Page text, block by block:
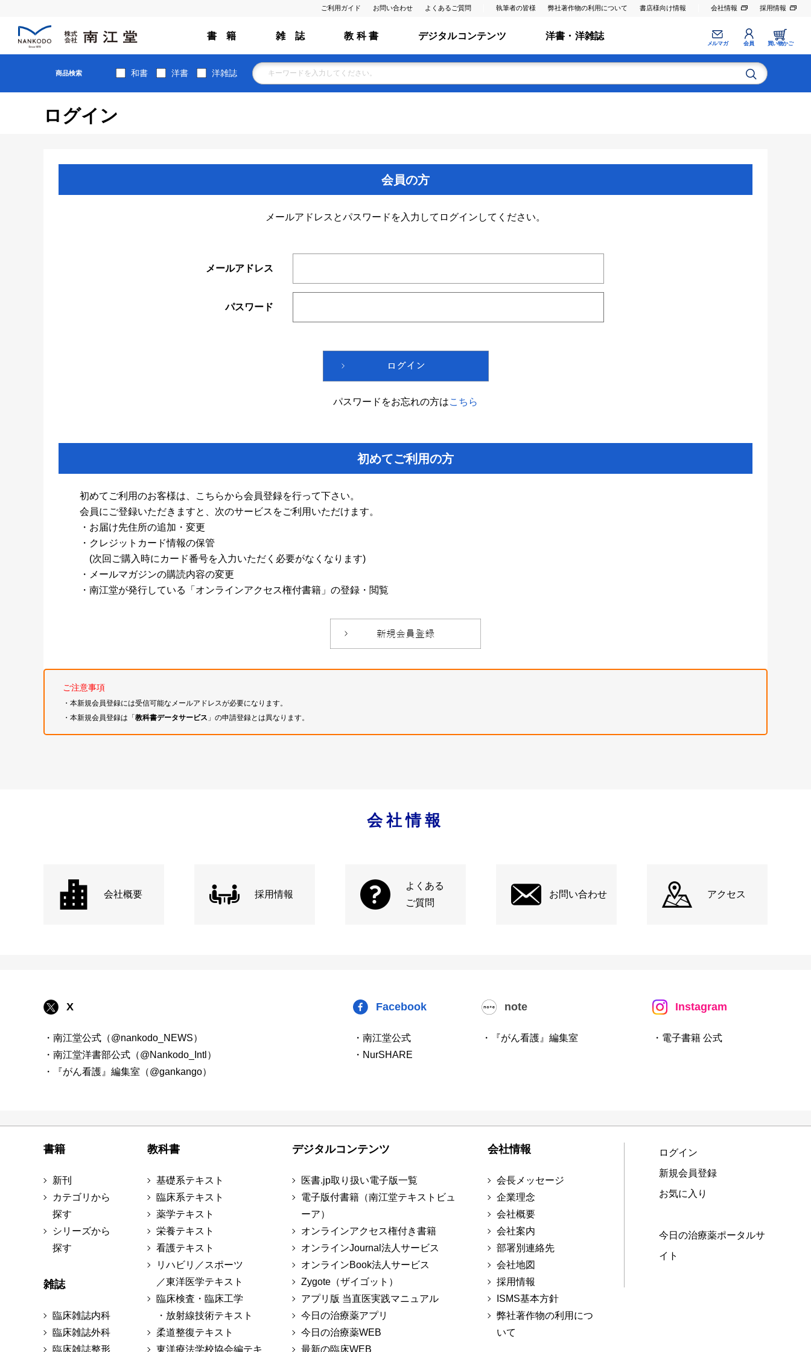
ご利用ガイド お問い合わせ よくあるご質問 執筆者の皆様 弊社著作物の利用について 書店様向け情報 会社情報 採用情報
書 籍 雑 誌 教 科 書 デジタルコンテンツ 洋書・洋雑誌
メルマガ 会員 買い物かご
商品検索 和書 洋書 洋雑誌
ログイン
会員の方
メールアドレスとパスワードを入力してログインしてください。
メールアドレス
パスワード
パスワードをお忘れの方はこちら
初めてご利用の方
初めてご利用のお客様は、こちらから会員登録を行って下さい。
会員にご登録いただきますと、次のサービスをご利用いただけます。
・お届け先住所の追加・変更
・クレジットカード情報の保管
(次回ご購入時にカード番号を入力いただく必要がなくなります)
・メールマガジンの購読内容の変更
・南江堂が発行している「オンラインアクセス権付書籍」の登録・閲覧
ご注意事項
・本新規会員登録には受信可能なメールアドレスが必要になります。
・本新規会員登録は「教科書データサービス 」の申請登録とは異なります。
会社情報
会社概要 採用情報
よくある
ご質問
お問い合わせ アクセス
X
・南江堂公式（@nankodo_NEWS）
・南江堂洋書部公式（@Nankodo_Intl）
・『がん看護』編集室（@gankango）
Facebook
・南江堂公式
・NurSHARE
note
・『がん看護』編集室
Instagram
・電子書籍 公式
書籍
新刊
カテゴリから
探す
シリーズから
探す
雑誌
臨床雑誌内科
臨床雑誌外科
臨床雑誌整形
教科書
基礎系テキスト
臨床系テキスト
薬学テキスト
栄養テキスト
看護テキスト
リハビリ／スポーツ
／東洋医学テキスト
臨床検査・臨床工学
・放射線技術テキスト
柔道整復テキスト
東洋療法学校協会編テキ
デジタルコンテンツ
医書.jp取り扱い電子版一覧
電子版付書籍（南江堂テキストビュ
ーア）
オンラインアクセス権付き書籍
オンラインJournal法人サービス
オンラインBook法人サービス
Zygote（ザイゴット）
アプリ版 当直医実践マニュアル
今日の治療薬アプリ
今日の治療薬WEB
最新の臨床WEB
会社情報
会長メッセージ
企業理念
会社概要
会社案内
部署別連絡先
会社地図
採用情報
ISMS基本方針
弊社著作物の利用につ
いて
ログイン
新規会員登録
お気に入り
今日の治療薬ポータルサ
イト